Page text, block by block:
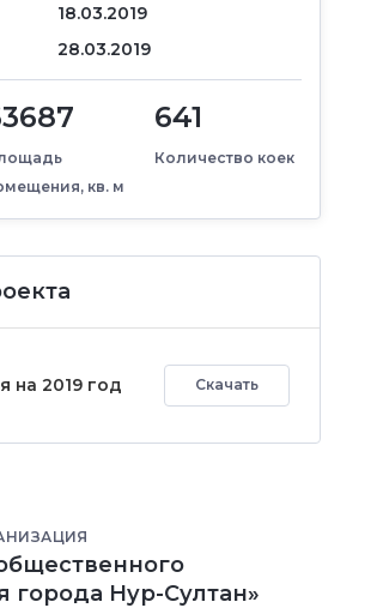
18.03.2019
28.03.2019
кв. м
641
Количество коек
на 2019 год Скачать
города Нур-Султан»